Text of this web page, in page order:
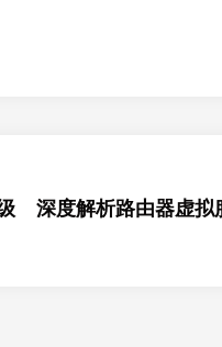
深度解析路由器虚拟